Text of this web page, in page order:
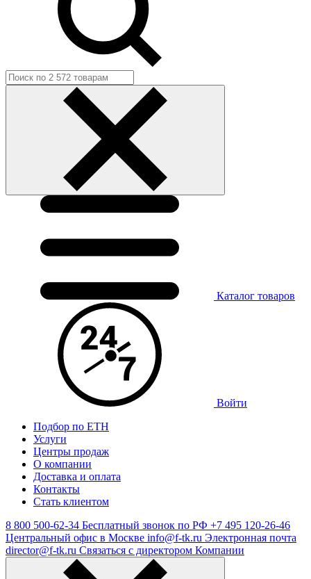
Каталог товаров
Войти
Подбор по ЕТН
Услуги
Центры продаж
О компании
Доставка и оплата
Контакты
Стать клиентом
8 800 500-62-34 Бесплатный звонок по РФ +7 495 120-26-46
Центральный офис в Москве info@f-tk.ru Электронная почта
director@f-tk.ru Связаться с директором Компании